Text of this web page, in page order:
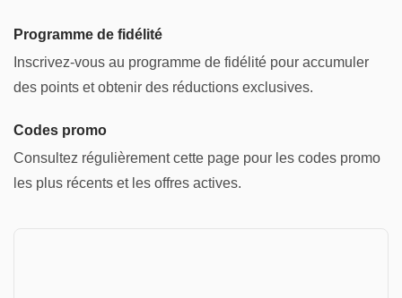
Programme de fidélité
Inscrivez-vous au programme de fidélité pour accumuler
des points et obtenir des réductions exclusives.
Codes promo
Consultez régulièrement cette page pour les codes promo
les plus récents et les offres actives.